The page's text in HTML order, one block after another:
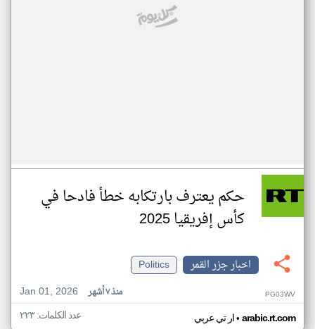
حكم يعترف بارتكابه خطأ فادحا في
كأس إفريقيا 2025
اخبار جزر القمر
Politics
Jan 01, 2026
منذ ٧ أشهر PG03WV
ار تي عربي• arabic.rt.com عدد الكلمات: ٢٢٣